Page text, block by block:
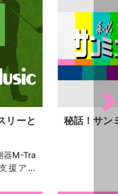
リーと
器M-Tra
援アプ
秘話！サン